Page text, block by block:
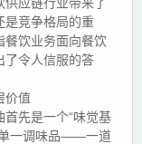
竞争格局的重
餐饮业务面向餐饮
了令人信服的答
价值
先是一个“味觉基
单一调味品——一道